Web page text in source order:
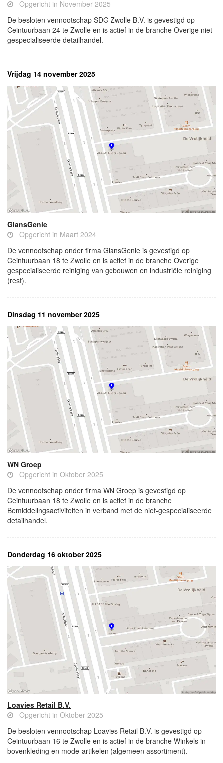
Opgericht in November 2025
De besloten vennootschap SDG Zwolle B.V. is gevestigd op
Ceintuurbaan 24 te Zwolle en is actief in de branche Overige niet-
gespecialiseerde detailhandel.
Vrijdag 14 november 2025
GlansGenie
Opgericht in Maart 2024
De vennootschap onder firma GlansGenie is gevestigd op
Ceintuurbaan 18 te Zwolle en is actief in de branche Overige
gespecialiseerde reiniging van gebouwen en industriële reiniging
(rest).
Dinsdag 11 november 2025
WN Groep
Opgericht in Oktober 2025
De vennootschap onder firma WN Groep is gevestigd op
Ceintuurbaan 18 te Zwolle en is actief in de branche
Bemiddelingsactiviteiten in verband met de niet-gespecialiseerde
detailhandel.
Donderdag 16 oktober 2025
Loavies Retail B.V.
Opgericht in Oktober 2025
De besloten vennootschap Loavies Retail B.V. is gevestigd op
Ceintuurbaan 16 te Zwolle en is actief in de branche Winkels in
bovenkleding en mode-artikelen (algemeen assortiment).